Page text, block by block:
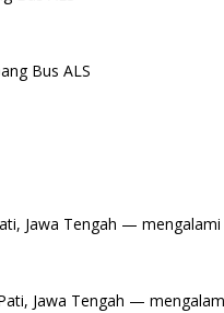
Bus ALS
Jawa Tengah —
Jawa Tengah —